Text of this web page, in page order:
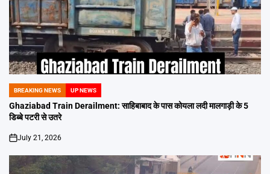
POSTED
IN
BREAKING NEWS UP NEWS
Ghaziabad Train Derailment: साहिबाबाद के पास कोयला लदी मालगाड़ी के 5
डिब्बे पटरी से उतरे
on
July 21, 2026